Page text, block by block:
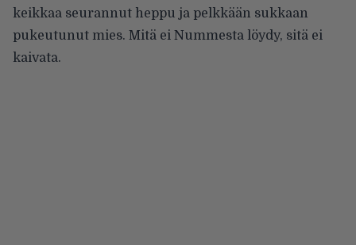
keikkaa seurannut heppu ja pelkkään sukkaan
pukeutunut mies. Mitä ei Nummesta löydy, sitä ei
kaivata.